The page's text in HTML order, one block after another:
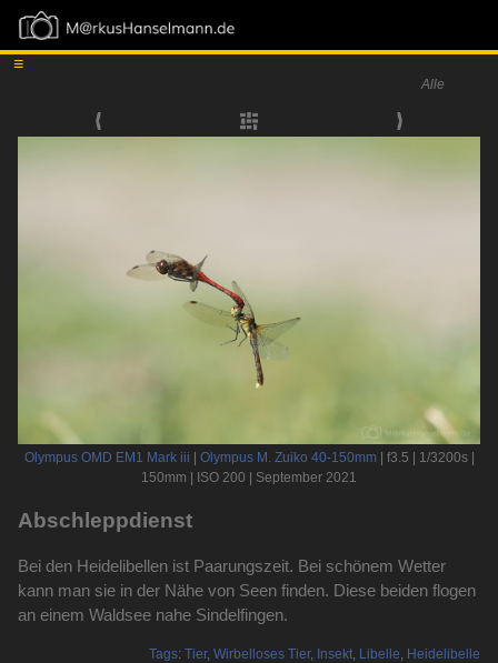
≡
Alle
Olympus OMD EM1 Mark iii Olympus M. Zuiko 40-150mm| f3.5 | 1/3200s |
150mm | ISO 200 | September 2021
Abschleppdienst
Bei den Heidelibellen ist Paarungszeit. Bei schönem Wetter
kann man sie in der Nähe von Seen finden. Diese beiden flogen
an einem Waldsee nahe Sindelfingen.
Tags: Tier, Wirbelloses Tier, Insekt, Libelle, Heidelibelle